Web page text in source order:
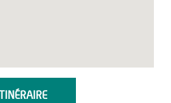
ITINÉRAIRE